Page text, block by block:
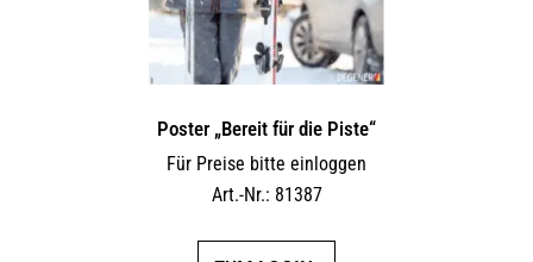
Poster „Bereit für die Piste“
Für Preise bitte einloggen
Art.-Nr.: 81387